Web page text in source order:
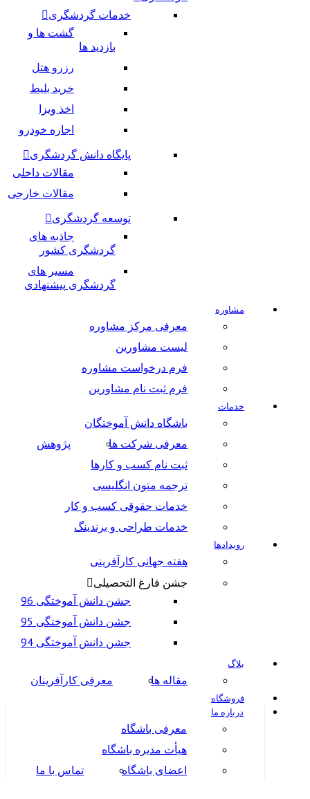
خدمات گردشگری
گشت ها و
بازدید ها
رزرو هتل
خرید بلیط
اخذ ویزا
اجاره خودرو
پایگاه دانش گردشگری
مقالات داخلی
مقالات خارجی
توسعه گردشگری
جاذبه های
گردشگری کشور
مسیر های
گردشگری پیشنهادی
مشاوره
معرفی مرکز مشاوره
لیست مشاورین
فرم درخواست مشاوره
فرم ثبت نام مشاورین
خدمات
باشگاه دانش آموختگان
معرفی شرکت ها
پژوهش
ثبت نام کسب و کارها
ترجمه متون انگلیسی
خدمات حقوقی کسب و کار
خدمات طراحی و برندینگ
رویدادها
هفته جهانی کارآفرینی
جشن فارغ التحصیلی
جشن دانش آموختگی 96
جشن دانش آموختگی 95
جشن دانش آموختگی 94
بلاگ
مقاله ها معرفی کارآفرینان
فروشگاه
درباره ما
معرفی باشگاه
هیأت مدیره باشگاه
اعضای باشگاه
تماس با ما